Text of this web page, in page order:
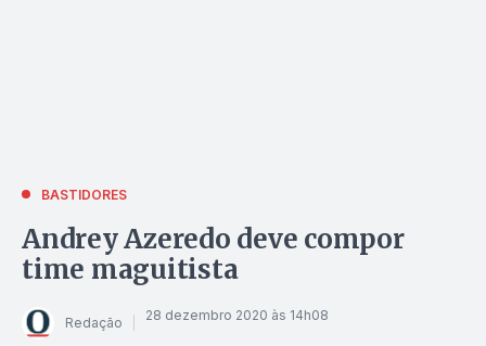
BASTIDORES
Andrey Azeredo deve compor
time maguitista
Redação 28 dezembro 2020 às 14h08